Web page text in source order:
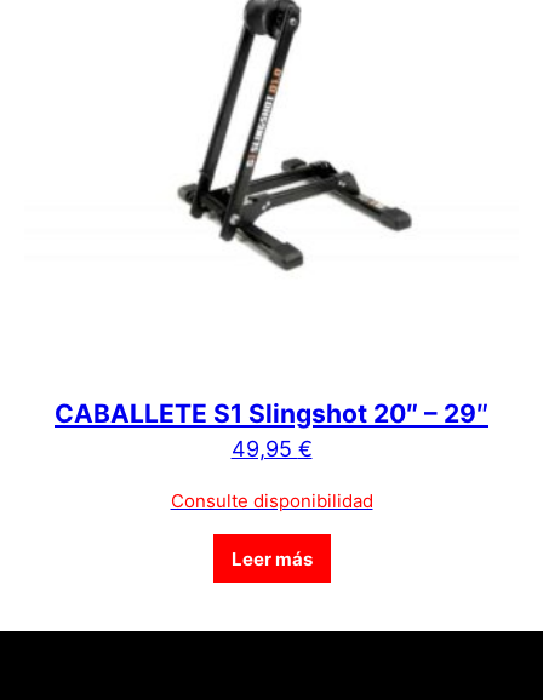
CABALLETE S1 Slingshot 20″ – 29″
49,95 €
Consulte disponibilidad
Leer más